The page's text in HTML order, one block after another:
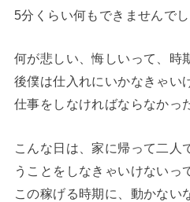
5分くらい何もできませんでし
何が悲しい、悔しいって、時
後僕は仕入れにいかなきゃい
仕事をしなければならなかっ
こんな日は、家に帰って二人
うことをしなきゃいけないっ
この稼げる時期に、動かない